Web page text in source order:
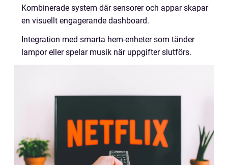
Kombinerade system där sensorer och appar skapar
en visuellt engagerande dashboard.
Integration med smarta hem-enheter som tänder
lampor eller spelar musik när uppgifter slutförs.